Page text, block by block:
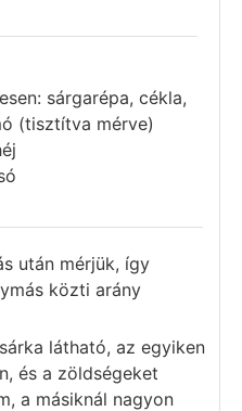
sárgarépa, cékla,
(tisztítva mérve)
után mérjük, így
közti arány
látható, az egyiken
és a zöldségeket
a másiknál nagyon